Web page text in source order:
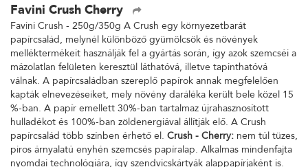
Favini Crush Cherry
Favini Crush - 250g/350g A Crush egy környezetbarát
papírcsalád, melynél különböző gyümölcsök és növények
melléktermékeit használják fel a gyártás során, így azok szemcséi a
mázolatlan felületen keresztül láthatóvá, illetve tapinthatóvá
válnak. A papírcsaládban szereplő papírok annak megfelelően
kapták elnevezéseiket, mely növény daráléka került bele közel 15
%-ban. A papír emellett 30%-ban tartalmaz újrahasznosított
hulladékot és 100%-ban zöldenergiával állítják elő. A Crush
papírcsalád több színben érhető el. Crush - Cherry: nem túl tüzes,
piros árnyalatú enyhén szemcsés papíralap. Alkalmas mindenfajta
nyomdai technológiára, így szendvicskártyák alappapírjaként is.